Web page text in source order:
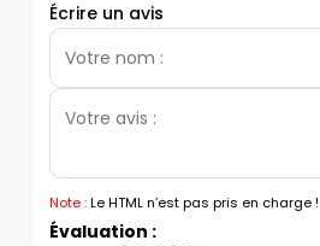
Écrire un avis
Note :Le HTML n’est pas pris en charge !
Évaluation :